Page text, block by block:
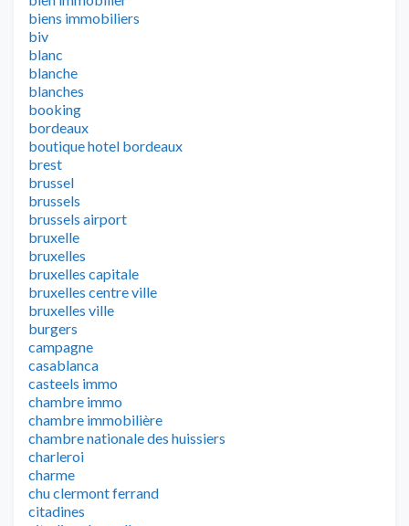
biens immobiliers
biv
blanc
blanche
blanches
booking
bordeaux
boutique hotel bordeaux
brest
brussel
brussels
brussels airport
bruxelle
bruxelles
bruxelles capitale
bruxelles centre ville
bruxelles ville
burgers
campagne
casablanca
casteels immo
chambre immo
chambre immobilière
chambre nationale des huissiers
charleroi
charme
chu clermont ferrand
citadines